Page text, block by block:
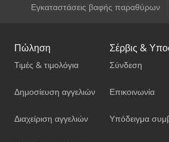
Εγκαταστάσεις βαφής παραθύρων
Πώληση
Τιμές & τιμολόγια
Δημοσίευση αγγελιών
Διαχείριση αγγελιών
Σέρβις &
Σύνδεση
Επικοινωνία
Υπόδειγμα